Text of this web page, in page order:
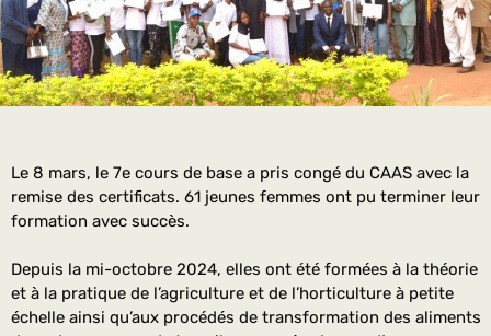
Le 8 mars, le 7e cours de base a pris congé du CAAS avec la
remise des certificats. 61 jeunes femmes ont pu terminer leur
formation avec succès.
Depuis la mi-octobre 2024, elles ont été formées à la théorie
et à la pratique de l’agriculture et de l’horticulture à petite
échelle ainsi qu’aux procédés de transformation des aliments